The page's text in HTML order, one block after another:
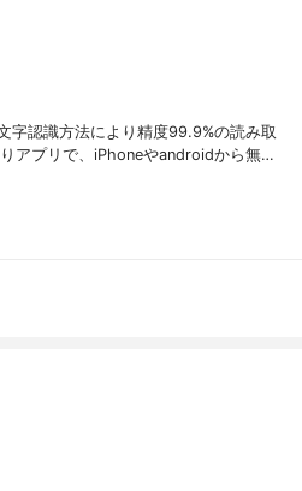
字認識方法により精度99.9%の読み取
アプリで、iPhoneやandroidから無…